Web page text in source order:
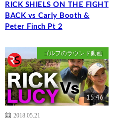
RICK SHIELS ON THE FIGHT
BACK vs Carly Booth &
Peter Finch Pt 2
ゴルフのラウンド動画
15:46
2018.05.21